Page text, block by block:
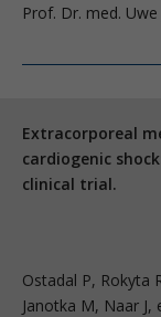
Prof. Dr. med.
Extracorporeal
cardiogenic
clinical trial.
Ostadal P, Rokyta
Janotka M, Naar J,